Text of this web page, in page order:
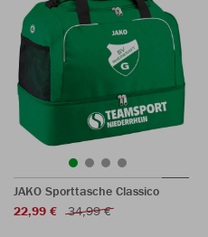
JAKO Sporttasche Classico
22,99 €
34,99 €